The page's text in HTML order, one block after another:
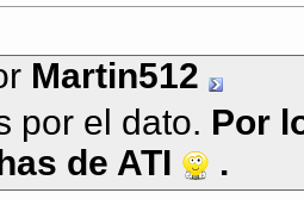
Martin512
por el dato. Por
de ATI
.